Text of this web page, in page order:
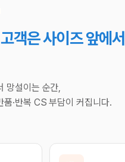
고객은 사이즈 앞에서
망설이는 순간,
품·반복 CS 부담이 커집니다.